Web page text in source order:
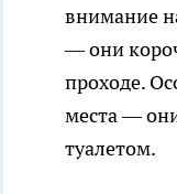
внимание
— они
проходе.
места —
туалетом.